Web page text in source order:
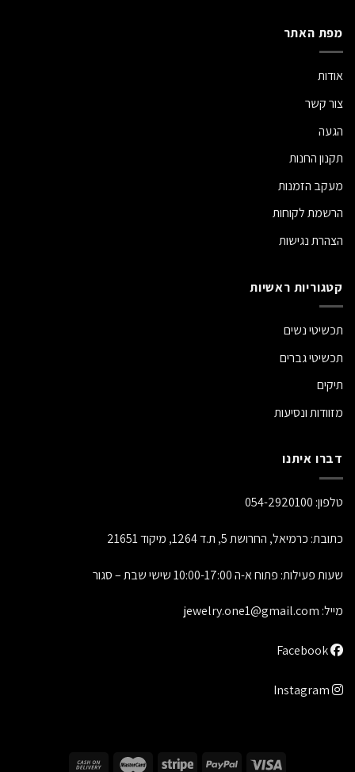
מפת האתר
אודות
צור קשר
הגעה
תקנון החנות
מעקב הזמנות
הרשמת לקוחות
הצהרת נגישות
קטגוריות ראשיות
תכשיטי נשים
תכשיטי גברים
תיקים
מזוודות ונסיעות
דברו איתנו
טלפון: 054-2920100
כתובת: כרמיאל, החרושת 5, ת.ד 1264, מיקוד 21651
שעות פעילות: פתוח א-ה 10:00-17:00 שישי שבת – סגור
מייל: jewelry.one1@gmail.com